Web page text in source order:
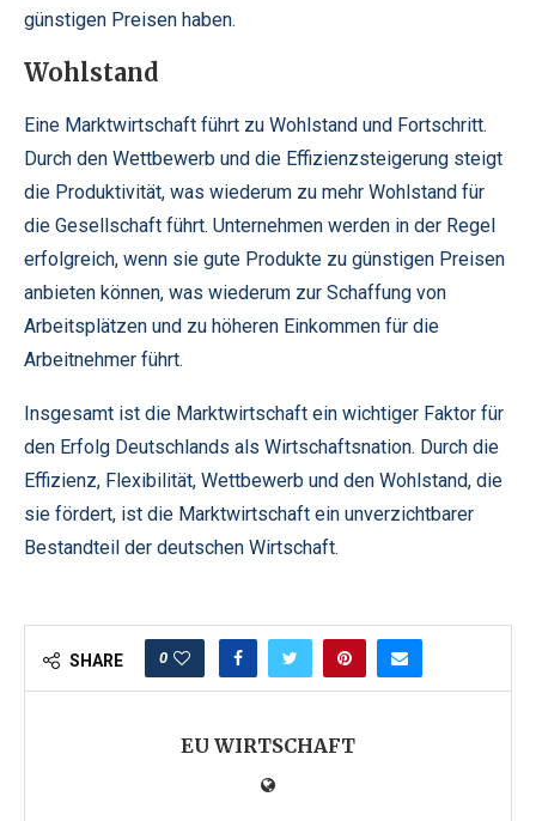
günstigen Preisen haben.
Wohlstand
Eine Marktwirtschaft führt zu Wohlstand und Fortschritt.
Durch den Wettbewerb und die Effizienzsteigerung steigt
die Produktivität, was wiederum zu mehr Wohlstand für
die Gesellschaft führt. Unternehmen werden in der Regel
erfolgreich, wenn sie gute Produkte zu günstigen Preisen
anbieten können, was wiederum zur Schaffung von
Arbeitsplätzen und zu höheren Einkommen für die
Arbeitnehmer führt.
Insgesamt ist die Marktwirtschaft ein wichtiger Faktor für
den Erfolg Deutschlands als Wirtschaftsnation. Durch die
Effizienz, Flexibilität, Wettbewerb und den Wohlstand, die
sie fördert, ist die Marktwirtschaft ein unverzichtbarer
Bestandteil der deutschen Wirtschaft.
SHARE 0
EU WIRTSCHAFT